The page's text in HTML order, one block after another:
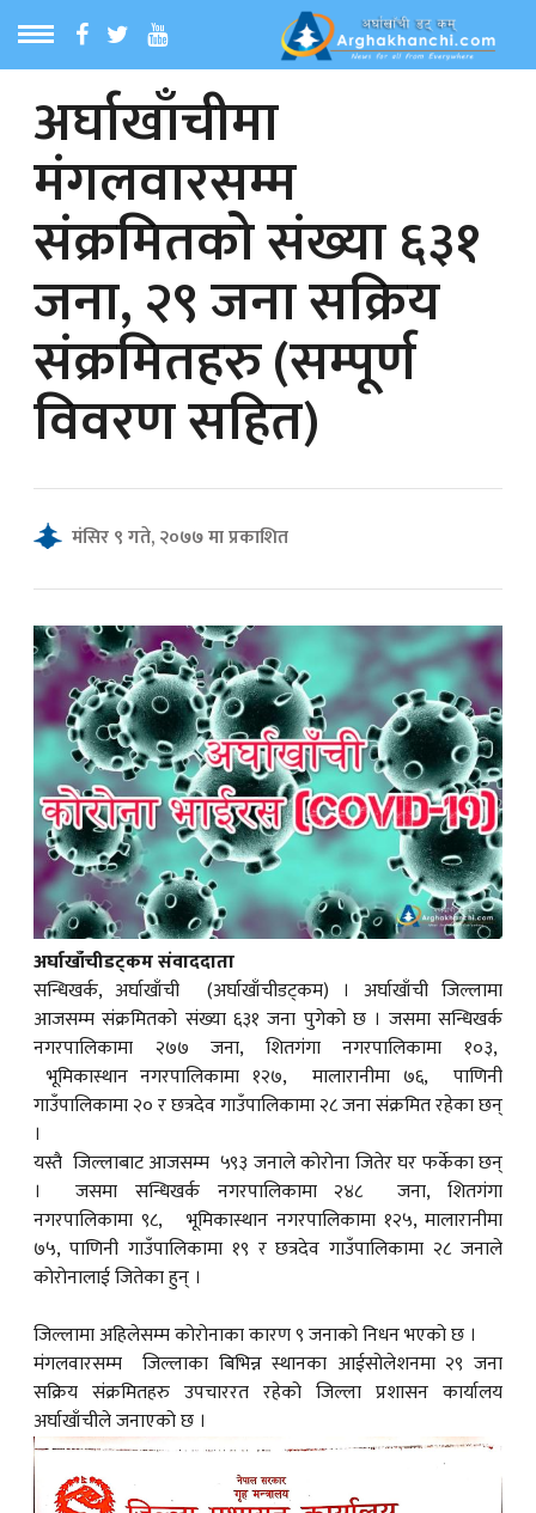
MENU
समाचार
समाचार
News
अर्घाखाँचीमा
मंगलवारसम्म
संक्रमितको संख्या ६३१
जना, २९ जना सक्रिय
संक्रमितहरु (सम्पूर्ण
विवरण सहित)
मंसिर ९ गते, २०७७ मा प्रकाशित
अर्घाखाँचीडट्कम संवाददाता
सन्धिखर्क, अर्घाखाँची (अर्घाखाँचीडट्कम) । अर्घाखाँची जिल्लामा
आजसम्म संक्रमितको संख्या ६३१ जना पुगेको छ । जसमा सन्धिखर्क
नगरपालिकामा २७७ जना, शितगंगा नगरपालिकामा १०३,
भूमिकास्थान नगरपालिकामा १२७, मालारानीमा ७६, पाणिनी
गाउँपालिकामा २० र छत्रदेव गाउँपालिकामा २८ जना संक्रमित रहेका छन्
।
यस्तै जिल्लाबाट आजसम्म ५९३ जनाले कोरोना जितेर घर फर्केका छन्
। जसमा सन्धिखर्क नगरपालिकामा २४८ जना, शितगंगा
नगरपालिकामा ९८, भूमिकास्थान नगरपालिकामा १२५, मालारानीमा
७५, पाणिनी गाउँपालिकामा १९ र छत्रदेव गाउँपालिकामा २८ जनाले
कोरोनालाई जितेका हुन् ।
जिल्लामा अहिलेसम्म कोरोनाका कारण ९ जनाको निधन भएको छ ।
मंगलवारसम्म जिल्लाका बिभिन्न स्थानका आईसोलेशनमा २९ जना
सक्रिय संक्रमितहरु उपचाररत रहेको जिल्ला प्रशासन कार्यालय
अर्घाखाँचीले जनाएको छ ।